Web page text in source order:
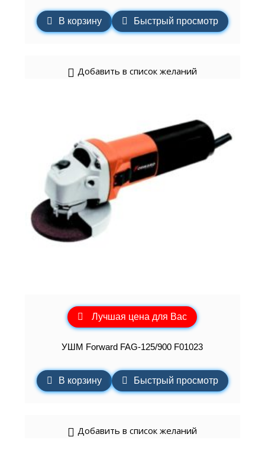
В корзину Быстрый просмотр
Добавить в список желаний
Лучшая цена для Вас
УШМ Forward FAG-125/900 F01023
В корзину Быстрый просмотр
Добавить в список желаний